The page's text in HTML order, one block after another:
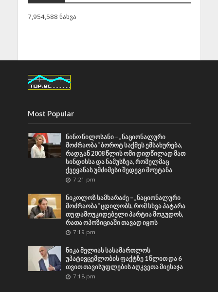
7,954,588 ნახვა
Most Popular
ნინო წილოსანი – „ნაციონალური
მოძრაობა“ ბოროტ საქმეს ემსახურება,
რადგან 2008 წლის ომი დიდწილად მათ
სინდისსა და ნამუსზეა, რომელმაც
ქვეყანას უმძიმესი შედეგი მოუტანა
7:21 pm
ნიკოლოზ სამხარაძე – „ნაციონალური
მოძრაობა“ ცდილობს, რომ სხვა პატარა
თუ დამოუკიდებელი პარტია მოგუდოს,
რათა ოპოზიციაში თავად იყოს
7:19 pm
ნიკა მელიას სასამართლოს
უპატივცემლობის ფაქტზე 1 წლით და 6
თვით თავისუფლების აღკვეთა მიესაჯა
7:18 pm